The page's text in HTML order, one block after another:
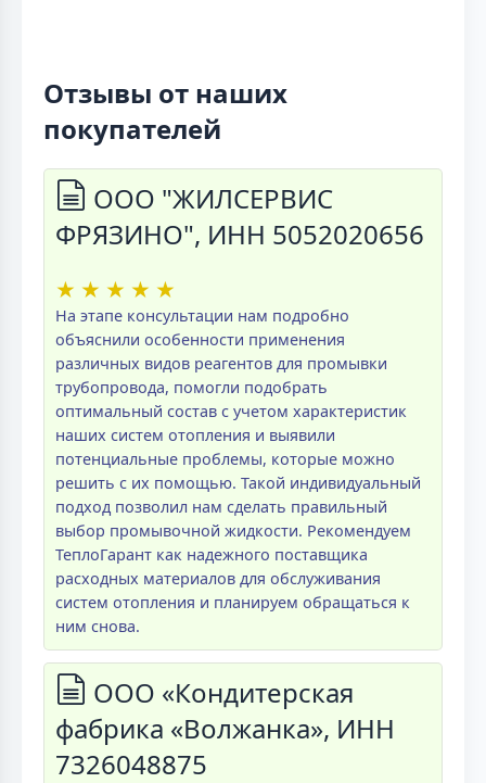
Отзывы от наших
покупателей
ООО "ЖИЛСЕРВИС
ФРЯЗИНО", ИНН 5052020656
★ ★ ★ ★ ★
На этапе консультации нам подробно
объяснили особенности применения
различных видов реагентов для промывки
трубопровода, помогли подобрать
оптимальный состав с учетом характеристик
наших систем отопления и выявили
потенциальные проблемы, которые можно
решить с их помощью. Такой индивидуальный
подход позволил нам сделать правильный
выбор промывочной жидкости. Рекомендуем
ТеплоГарант как надежного поставщика
расходных материалов для обслуживания
систем отопления и планируем обращаться к
ним снова.
ООО «Кондитерская
фабрика «Волжанка», ИНН
7326048875